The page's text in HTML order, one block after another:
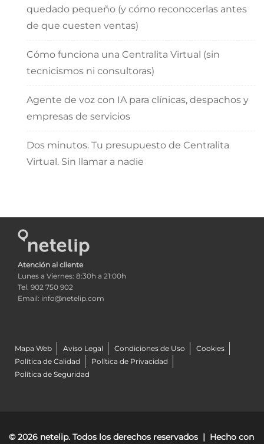
quedado pequeño (y cómo reconocerlas antes
de que cuesten ventas)
Cómo funciona una Centralita Virtual (sin
tecnicismos ni consultoras)
Agente de voz con IA para clínicas, despachos y
empresas de servicios
Dos minutos. Tu presupuesto de Centralita
Virtual. Sin llamar a nadie
Atención al cliente
Lunes a Viernes: 8:30h a 21:00h
Tel. 902 750 902
Email: info@netelip.com
Mapa Web Aviso Legal Condiciones de Uso
Cookies
Política de Calidad
Política de Privacidad
Política de Seguridad
© 2026 netelip. Todos los derechos reservados | Hecho con